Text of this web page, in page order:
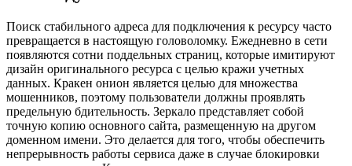
Поиск стабильного адреса для подключения к ресурсу часто
превращается в настоящую головоломку. Ежедневно в сети
появляются сотни поддельных страниц, которые имитируют
дизайн оригинального ресурса с целью кражи учетных
данных. Кракен онион является целью для множества
мошенников, поэтому пользователи должны проявлять
предельную бдительность. Зеркало представляет собой
точную копию основного сайта, размещенную на другом
доменном имени. Это делается для того, чтобы обеспечить
непрерывность работы сервиса даже в случае блокировки